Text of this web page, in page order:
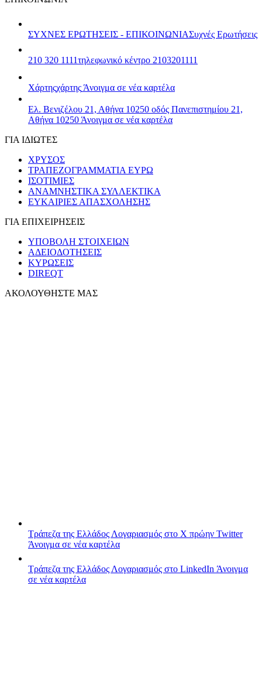
ΣΥΧΝΕΣ ΕΡΩΤΗΣΕΙΣ - ΕΠΙΚΟΙΝΩΝΙΑΣυχνές Ερωτήσεις
210 320 1111τηλεφωνικό κέντρο 2103201111
Χάρτηςχάρτης Άνοιγμα σε νέα καρτέλα
Ελ. Βενιζέλου 21, Αθήνα 10250 οδός Πανεπιστημίου 21,
Αθήνα 10250 Άνοιγμα σε νέα καρτέλα
ΓΙΑ ΙΔΙΩΤΕΣ
ΧΡΥΣΟΣ
ΤΡΑΠΕΖΟΓΡΑΜΜΑΤΙΑ ΕΥΡΩ
ΙΣΟΤΙΜΙΕΣ
ΑΝΑΜΝΗΣΤΙΚΑ ΣΥΛΛΕΚΤΙΚΑ
ΕΥΚΑΙΡΙΕΣ ΑΠΑΣΧΟΛΗΣΗΣ
ΓΙΑ ΕΠΙΧΕΙΡΗΣΕΙΣ
ΥΠΟΒΟΛΗ ΣΤΟΙΧΕΙΩΝ
ΑΔΕΙΟΔΟΤΗΣΕΙΣ
ΚΥΡΩΣΕΙΣ
DIREQT
ΑΚΟΛΟΥΘΗΣΤΕ ΜΑΣ
Τράπεζα της Ελλάδος Λογαριασμός στο X πρώην Twitter
Άνοιγμα σε νέα καρτέλα
Τράπεζα της Ελλάδος Λογαριασμός στο LinkedIn Άνοιγμα
σε νέα καρτέλα